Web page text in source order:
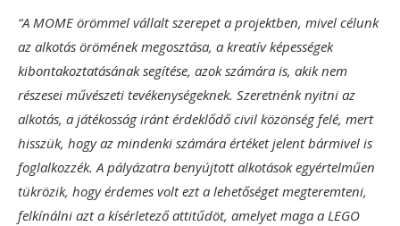
“A MOME örömmel vállalt szerepet a projektben, mivel célunk
az alkotás örömének megosztása, a kreatív képességek
kibontakoztatásának segítése, azok számára is, akik nem
részesei művészeti tevékenységeknek. Szeretnénk nyitni az
alkotás, a játékosság iránt érdeklődő civil közönség felé, mert
hisszük, hogy az mindenki számára értéket jelent bármivel is
foglalkozzék. A pályázatra benyújtott alkotások egyértelműen
tükrözik, hogy érdemes volt ezt a lehetőséget megteremteni,
felkínálni azt a kísérletező attitűdöt, amelyet maga a LEGO